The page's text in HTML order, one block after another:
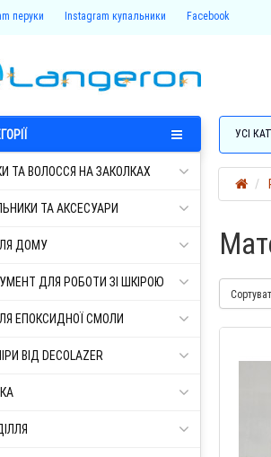
перуки Instagram купальники Facebook
ТА ВОЛОССЯ НА ЗАКОЛКАХ
ТА АКСЕСУАРИ
ДОМУ
ДЛЯ РОБОТИ ЗІ ШКІРОЮ
ЕПОКСИДНОЇ СМОЛИ
ВІД DECOLAZER
УСІ